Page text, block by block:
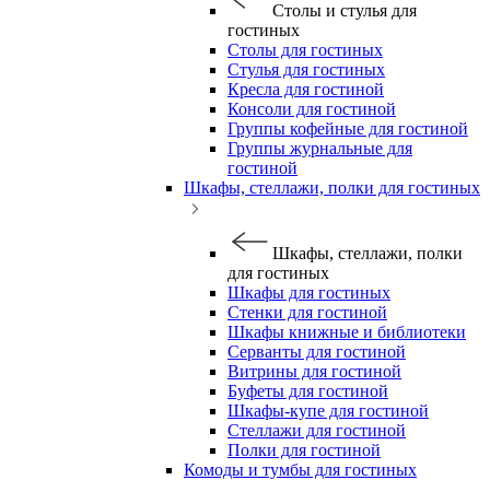
Столы и стулья для
гостиных
Столы для гостиных
Стулья для гостиных
Кресла для гостиной
Консоли для гостиной
Группы кофейные для гостиной
Группы журнальные для
гостиной
Шкафы, стеллажи, полки для гостиных
Шкафы, стеллажи, полки
для гостиных
Шкафы для гостиных
Стенки для гостиной
Шкафы книжные и библиотеки
Серванты для гостиной
Витрины для гостиной
Буфеты для гостиной
Шкафы-купе для гостиной
Стеллажи для гостиной
Полки для гостиной
Комоды и тумбы для гостиных